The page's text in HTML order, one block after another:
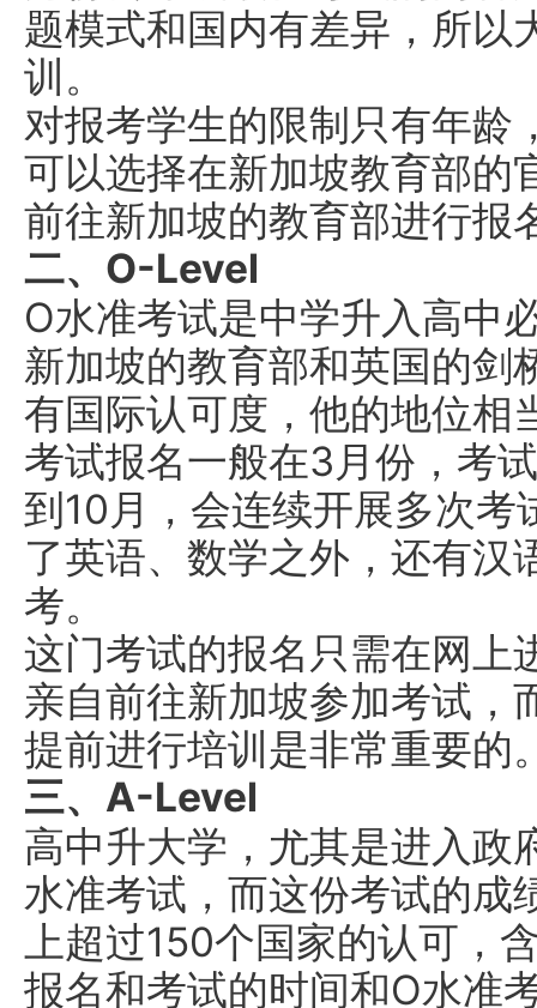
题模式和国内有差异，所以
训。
对报考学生的限制只有年龄
可以选择在新加坡教育部的
前往新加坡的教育部进行报
二、O-Level
O水准考试是中学升入高中
新加坡的教育部和英国的剑
有国际认可度，他的地位相
考试报名一般在3月份，考
到10月，会连续开展多次
了英语、数学之外，还有汉
考。
这门考试的报名只需在网上
亲自前往新加坡参加考试，
提前进行培训是非常重要的
三、A-Level
高中升大学，尤其是进入政
水准考试，而这份考试的成
上超过150个国家的认可，
报名和考试的时间和O水准